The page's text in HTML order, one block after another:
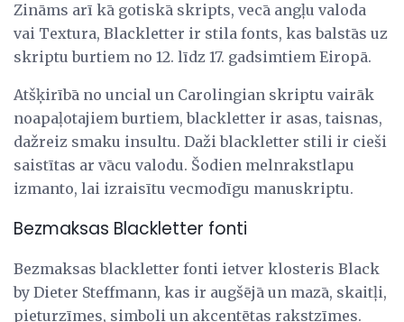
Zināms arī kā gotiskā skripts, vecā angļu valoda
vai Textura, Blackletter ir stila fonts, kas balstās uz
skriptu burtiem no 12. līdz 17. gadsimtiem Eiropā.
Atšķirībā no uncial un Carolingian skriptu vairāk
noapaļotajiem burtiem, blackletter ir asas, taisnas,
dažreiz smaku insultu. Daži blackletter stili ir cieši
saistītas ar vācu valodu. Šodien melnrakstlapu
izmanto, lai izraisītu vecmodīgu manuskriptu.
Bezmaksas Blackletter fonti
Bezmaksas blackletter fonti ietver klosteris Black
by Dieter Steffmann, kas ir augšējā un mazā, skaitļi,
pieturzīmes, simboli un akcentētas rakstzīmes.